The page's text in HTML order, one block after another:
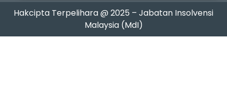
Hakcipta Terpelihara @ 2025 – Jabatan Insolvensi
Malaysia (MdI)